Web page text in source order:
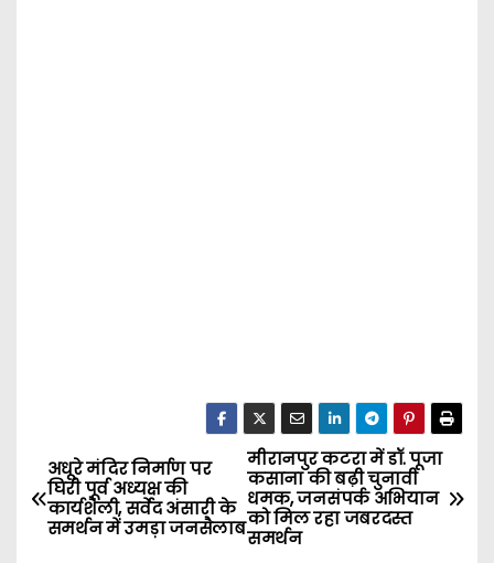
P
o
मीरानपुर कटरा में डॉ. पूजा
कसाना की बढ़ी चुनावी
धमक, जनसंपर्क अभियान
को मिल रहा जबरदस्त
समर्थन
अधूरे मंदिर निर्माण पर
घिरी पूर्व अध्यक्ष की
कार्यशैली, सर्वेद अंसारी के
समर्थन में उमड़ा जनसैलाब